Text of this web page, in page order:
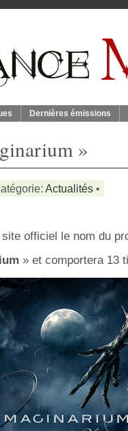
Dernières émissions
»
Actualités •
officiel le nom du
» et comportera 13